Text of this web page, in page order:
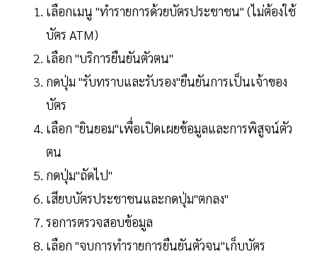
เลือกเมนู "ทำรายการด้วยบัตรประชาชน" (ไม่ต้องใช้
บัตร ATM)
เลือก "บริการยืนยันตัวตน"
กดปุ่ม "รับทราบและรับรอง"ยืนยันการเป็นเจ้าของ
บัตร
เลือก "ยินยอม"เพื่อเปิดเผยข้อมูลและการพิสูจน์ตัว
ตน
กดปุ่ม"ถัดไป"
เสียบบัตรประชาชนและกดปุ่ม"ตกลง"
รอการตรวจสอบข้อมูล
เลือก "จบการทำรายการยืนยันตัวจน"เก็บบัตร